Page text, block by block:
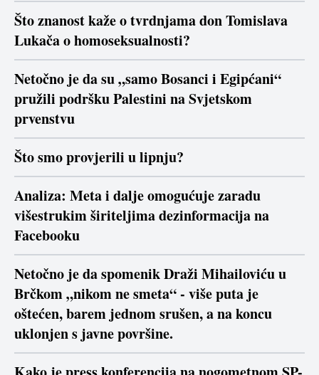
Što znanost kaže o tvrdnjama don Tomislava
Lukača o homoseksualnosti?
Netočno je da su „samo Bosanci i Egipćani“
pružili podršku Palestini na Svjetskom
prvenstvu
Što smo provjerili u lipnju?
Analiza: Meta i dalje omogućuje zaradu
višestrukim širiteljima dezinformacija na
Facebooku
Netočno je da spomenik Draži Mihailoviću u
Brčkom „nikom ne smeta“ - više puta je
oštećen, barem jednom srušen, a na koncu
uklonjen s javne površine.